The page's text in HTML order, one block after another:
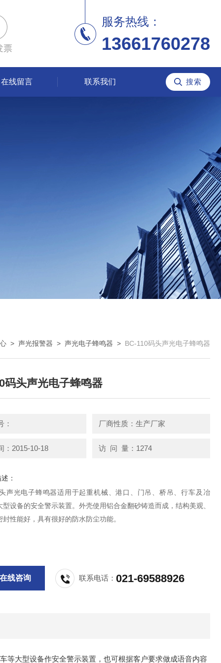
票
服务热线：
13661760278
在线留言 联系我们
> 声光报警器 > 声光电子蜂鸣器 > BC-110码头声光电子蜂鸣器
码头声光电子蜂鸣器
： 厂商性质：生产厂家
：2015-10-18 访 问 量：1274
：
声光电子蜂鸣器适用于起重机械、港口、门吊、桥吊、行车及冶
型设备的安全警示装置。外壳使用铝合金翻砂铸造而成，结构美观、
性能好，具有很好的防水防尘功能。
线咨询 联系电话：021-69588926
等大型设备作安全警示装置，也可根据客户要求做成语音内容